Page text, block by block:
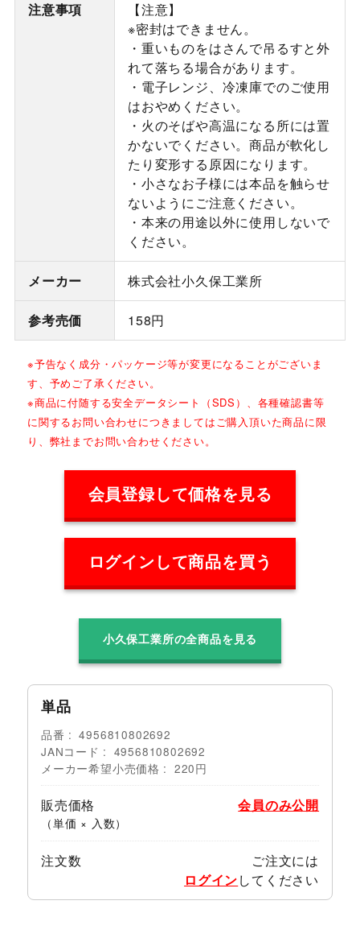
注意事項
【注意】
※密封はできません。
・重いものをはさんで吊るすと外
れて落ちる場合があります。
・電子レンジ、冷凍庫でのご使用
はおやめください。
・火のそばや高温になる所には置
かないでください。商品が軟化し
たり変形する原因になります。
・小さなお子様には本品を触らせ
ないようにご注意ください。
・本来の用途以外に使用しないで
ください。
メーカー 株式会社小久保工業所
参考売価 158円
※予告なく成分・パッケージ等が変更になることがございま
す、予めご了承ください。
※商品に付随する安全データシート（SDS）、各種確認書等
に関するお問い合わせにつきましてはご購入頂いた商品に限
り、弊社までお問い合わせください。
会員登録して価格を見る
ログインして商品を買う
小久保工業所の全商品を見る
単品
品番
4956810802692
JANコード
4956810802692
メーカー希望小売価格
220円
販売価格
（単価 × 入数）
会員のみ公開
注文数
ご注文には
ログインしてください